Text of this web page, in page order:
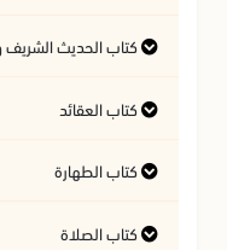
التفسير وعلوم القرآن
فتاوى متعلقة بالقرآن
آداب تلاوة القرآن
كتاب الحديث
فتاوى متعلقة
أسئلة في السيرة
كتاب العقائد
المسائل المتعلقة
كتاب الطهارة
أحكام المياه
كتاب الصلاة